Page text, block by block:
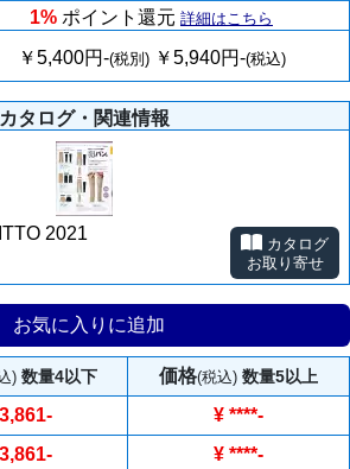
1% ポイント還元 詳細はこちら
￥5,400円-(税別) ￥5,940円-(税込)
カタログ・関連情報
2021
カタログ
お取り寄せ
お気に入りに追加
) 数量4以下 価格(税込) 数量5以上
- ¥ ****-
- ¥ ****-